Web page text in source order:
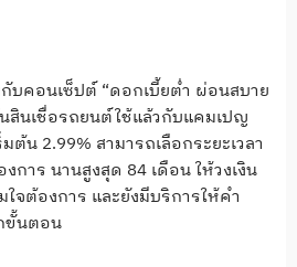
บคอนเซ็ปต์ “ดอกเบี้ยต่ำ ผ่อนสบาย
สินเชื่อรถยนต์ใช้แล้วกับแคมเปญ
ต้น 2.99% สามารถเลือกระยะเวลา
การ นานสูงสุด 84 เดือน ให้วงเงิน
จต้องการ และยังมีบริการให้คำ
ขั้นตอน